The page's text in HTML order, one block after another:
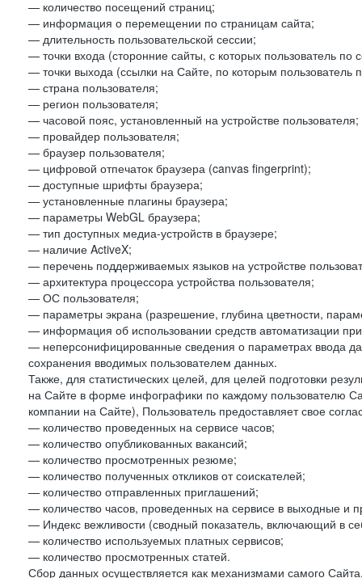
— количество посещений страниц;
— информация о перемещении по страницам сайта;
— длительность пользовательской сессии;
— точки входа (сторонние сайты, с которых пользователь по
— точки выхода (ссылки на Сайте, по которым пользователь
— страна пользователя;
— регион пользователя;
— часовой пояс, установленный на устройстве пользователя;
— провайдер пользователя;
— браузер пользователя;
— цифровой отпечаток браузера (canvas fingerprint);
— доступные шрифты браузера;
— установленные плагины браузера;
— параметры WebGL браузера;
— тип доступных медиа-устройств в браузере;
— наличие ActiveX;
— перечень поддерживаемых языков на устройстве
— архитектура процессора устройства пользователя;
— ОС пользователя;
— параметры экрана (разрешение, глубина цветности,
— информация об использовании средств автоматизации
— неперсонифицированные сведения о параметрах ввода
сохранения вводимых пользователем данных.
Также, для статистических целей, для целей подготовки
на Сайте в форме инфографики по каждому пользователю
компании на Сайте), Пользователь предоставляет свое
— количество проведенных на сервисе часов;
— количество опубликованных вакансий;
— количество просмотренных резюме;
— количество полученных откликов от соискателей;
— количество отправленных приглашений;
— количество часов, проведенных на сервисе в выходные и
— Индекс вежливости (сводный показатель, включающий в
— количество используемых платных сервисов;
— количество просмотренных статей.
Сбор данных осуществляется как механизмами самого